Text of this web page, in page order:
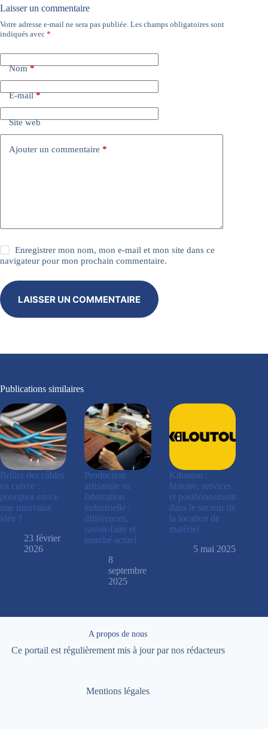
Laisser un commentaire
Votre adresse e-mail ne sera pas publiée. Les champs obligatoires sont
indiqués avec *
Nom*
E-mail*
Site web
Ajouter un commentaire *
Enregistrer mon nom, mon e-mail et mon site dans ce
navigateur pour mon prochain commentaire.
LAISSER UN COMMENTAIRE
A
l
r
n
a
v
e
Publications similaires
Brûler des câbles
en cuivre :
pourquoi est-ce
une mauvaise
idée ?
23 février
2026
Production
artisanale vs
fabrication
industrielle :
différences,
savoir-faire et
marché actuel
8
septembre
2025
Kiloutou :
histoire, services
et positionnement
dans le secteur de
la location de
matériel
5 mai 2025
A propos de nous
Ce portail est régulièrement mis à jour par nos rédacteurs
Mentions légales